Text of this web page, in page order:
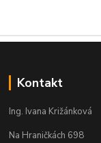
Kontakt
Ing. Ivana Križánková
Na Hraničkách 698